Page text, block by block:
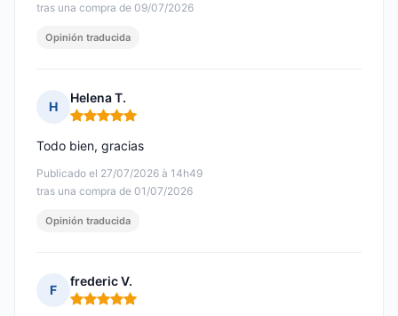
tras una compra de 09/07/2026
Opinión traducida
H
Helena T.
Nota: 5 de 5
Publicado el 27/07/2026 à 14h49
tras una compra de 01/07/2026
Todo bien, gracias
Opinión traducida
F
frederic V.
Nota: 5 de 5